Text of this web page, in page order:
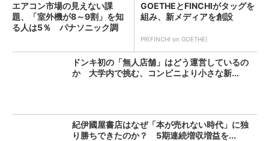
エアコン市場の見えない課
題、「室外機が8～9割」を知
る人は5％ パナソニック調
GOETHEとFINCHIがタッグを
組み、新メディアを創設
PR(FINCHI on GOETHE)
ドンキ初の「無人店舗」はどう運営しているの
か 大学内で挑む、コンビニより小さな新...
紀伊國屋書店はなぜ「本が売れない時代」に独
り勝ちできたのか？ 5期連続増収増益を...